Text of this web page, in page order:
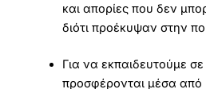
και απορίες που δεν
διότι προέκυψαν στην
Για να εκπαιδευτούμε
προσφέρονται μέσα